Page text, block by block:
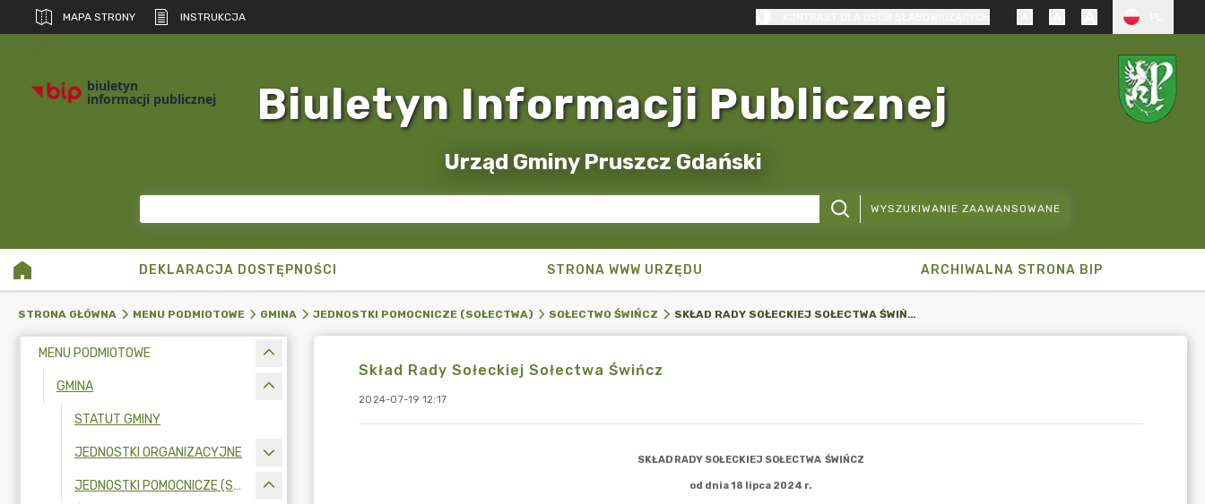
MAPA STRONY INSTRUKCJA
biuletyn
informacji publicznej Biuletyn Informacji Publicznej
Urząd Gminy Pruszcz Gdański
WYSZUKIWANIE ZAAWANSOWANE
DEKLARACJA DOSTĘPNOŚCI STRONA WWW URZĘDU ARCHIWALNA STRONA BIP
STRONA GŁÓWNA MENU PODMIOTOWE GMINA JEDNOSTKI POMOCNICZE (SOŁECTWA) SOŁECTWO ŚWIŃCZ SKŁAD RADY SOŁECKIEJ SOŁECTWA ŚWIŃCZ
MENU PODMIOTOWE
GMINA
STATUT GMINY
JEDNOSTKI ORGANIZACYJNE
JEDNOSTKI POMOCNICZE (SOŁECTWA)
Skład Rady Sołeckiej Sołectwa Świńcz
2024-07-19 12:17